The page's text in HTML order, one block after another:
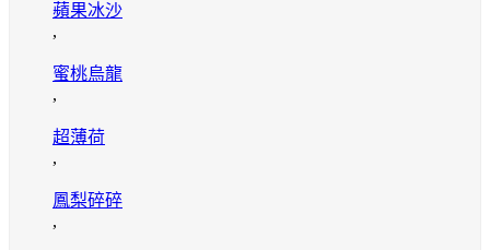
蘋果冰沙
,
蜜桃烏龍
,
超薄荷
,
鳳梨碎碎
,